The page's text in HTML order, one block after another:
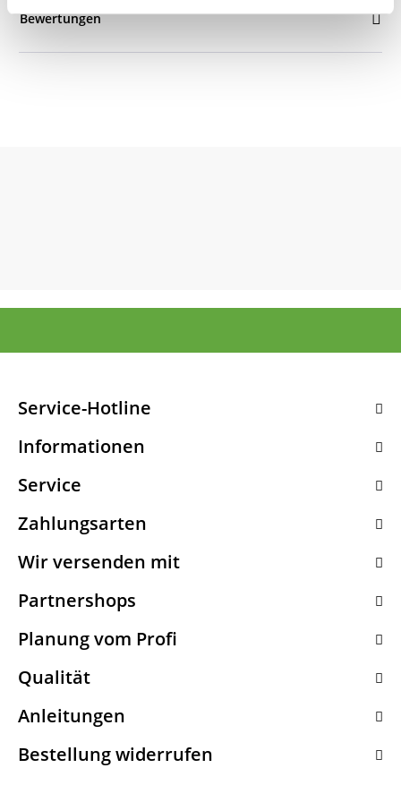
Bewertungen
Service-Hotline
Informationen
Service
Zahlungsarten
Wir versenden mit
Partnershops
Planung vom Profi
Qualität
Anleitungen
Bestellung widerrufen